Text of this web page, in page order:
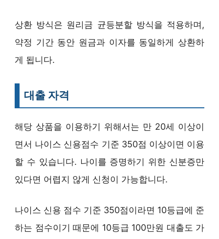
상환 방식은 원리금 균등분할 방식을 적용하며,
약정 기간 동안 원금과 이자를 동일하게 상환하
게 됩니다.
대출 자격
해당 상품을 이용하기 위해서는 만 20세 이상이
면서 나이스 신용점수 기준 350점 이상이면 이용
할 수 있습니다. 나이를 증명하기 위한 신분증만
있다면 어렵지 않게 신청이 가능합니다.
나이스 신용 점수 기준 350점이라면 10등급에 준
하는 점수이기 때문에 10등급 100만원 대출도 가